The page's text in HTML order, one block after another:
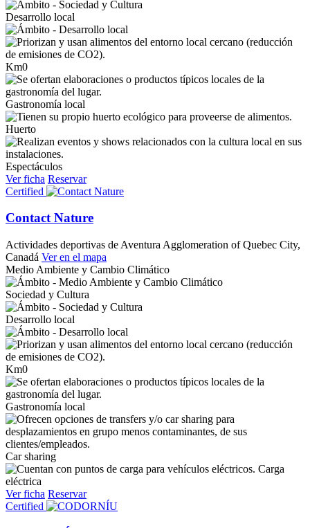
Desarrollo local
Km0
Gastronomía local
Huerto
Espectáculos
Ver ficha Reservar
Certified
Contact Nature
Actividades deportivas de Aventura Agglomeration of Quebec City,
Canadá Ver en el mapa
Medio Ambiente y Cambio Climático
Sociedad y Cultura
Desarrollo local
Km0
Gastronomía local
Car sharing
Carga
eléctrica
Ver ficha Reservar
Certified